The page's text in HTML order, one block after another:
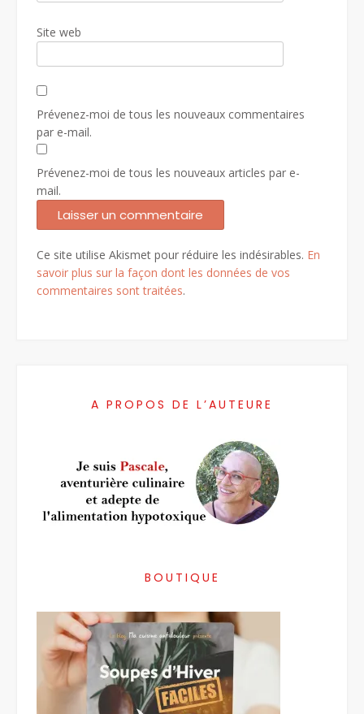
Site web
Prévenez-moi de tous les nouveaux commentaires
par e-mail.
Prévenez-moi de tous les nouveaux articles par e-
mail.
Ce site utilise Akismet pour réduire les indésirables. En
savoir plus sur la façon dont les données de vos
commentaires sont traitées.
A PROPOS DE L’AUTEURE
BOUTIQUE